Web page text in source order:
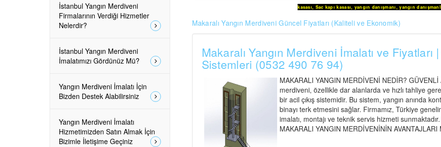
kasası, Sac kapı kasası, yangın danışmanı,yangın
Makaralı Yangın Merdiveni Güncel Fiyatları (Kaliteli ve Ekonomik)
Makaralı Yangın Merdiveni İmalatı ve
Sistemleri (0532 490 76 94)
MAKARALI YANGIN MERDİVENİ NEDİR?
merdiveni, özellikle dar alanlarda ve hızlı tahliye
bir acil çıkış sistemidir. Bu sistem, yangın anında
binayı terk etmesini sağlar. Firmamız, Türkiye
imalatı, montajı ve teknik servis hizmeti
MAKARALI YANGIN MERDİVENİNİN
İstanbul Yangın Merdiveni
Firmalarının Verdiği Hizmetler
Nelerdir?
İstanbul Yangın Merdiveni
İmalatımızı Gördünüz Mü?
Yangın Merdiveni İmalatı İçin
Bizden Destek Alabilirsiniz
Yangın Merdiveni İmalatı
Hizmetimizden Satın Almak İçin
Bizimle İletişime Geçiniz